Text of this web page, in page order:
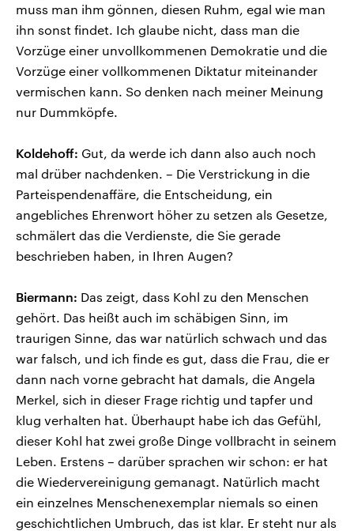
muss man ihm gönnen, diesen Ruhm, egal wie man
ihn sonst findet. Ich glaube nicht, dass man die
Vorzüge einer unvollkommenen Demokratie und die
Vorzüge einer vollkommenen Diktatur miteinander
vermischen kann. So denken nach meiner Meinung
nur Dummköpfe.
Koldehoff: Gut, da werde ich dann also auch noch
mal drüber nachdenken. – Die Verstrickung in die
Parteispendenaffäre, die Entscheidung, ein
angebliches Ehrenwort höher zu setzen als Gesetze,
schmälert das die Verdienste, die Sie gerade
beschrieben haben, in Ihren Augen?
Biermann: Das zeigt, dass Kohl zu den Menschen
gehört. Das heißt auch im schäbigen Sinn, im
traurigen Sinne, das war natürlich schwach und das
war falsch, und ich finde es gut, dass die Frau, die er
dann nach vorne gebracht hat damals, die Angela
Merkel, sich in dieser Frage richtig und tapfer und
klug verhalten hat. Überhaupt habe ich das Gefühl,
dieser Kohl hat zwei große Dinge vollbracht in seinem
Leben. Erstens – darüber sprachen wir schon: er hat
die Wiedervereinigung gemanagt. Natürlich macht
ein einzelnes Menschenexemplar niemals so einen
geschichtlichen Umbruch, das ist klar. Er steht nur als